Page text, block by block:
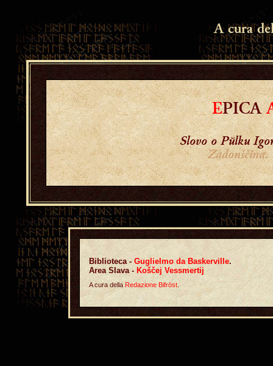
A cura
EPICA
Slovo o Pŭlku
Zadonščina.
Biblioteca -Guglielmo da Baskerville.
Area Slava - Koščej Vessmertij
A cura della Redazione Bifröst